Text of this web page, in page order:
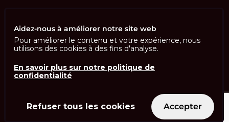
© Swisscom Digital Technology SA 2026
Imprint
Aidez-nous à améliorer notre site web
Pour améliorer le contenu et votre expérience, nous
utilisons des cookies à des fins d'analyse.
En savoir plus sur notre politique de
confidentialité
Refuser tous les cookies Accepter